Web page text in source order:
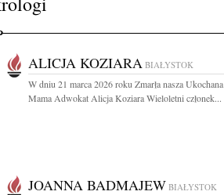
ALICJA KOZIARA BIAŁYSTOK
W dniu 21 marca 2026 roku Zmarła nasza Ukochana
Mama Adwokat Alicja Koziara Wieloletni członek...
JOANNA BADMAJEW BIAŁYSTOK